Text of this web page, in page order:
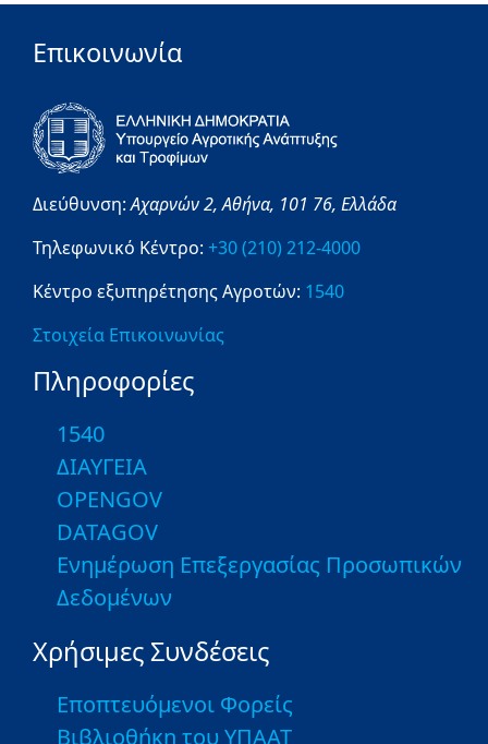
Επικοινωνία
Διεύθυνση:Αχαρνών 2,Αθήνα, 101 76, Ελλάδα
Τηλεφωνικό Κέντρο: +30 (210) 212-4000
Κέντρο εξυπηρέτησης Αγροτών: 1540
Στοιχεία Επικοινωνίας
Πληροφορίες
1540
ΔΙΑΥΓΕΙΑ
OPENGOV
DATAGOV
Ενημέρωση Επεξεργασίας Προσωπικών
Δεδομένων
Χρήσιμες Συνδέσεις
Εποπτευόμενοι Φορείς
Βιβλιοθήκη του ΥΠΑΑΤ